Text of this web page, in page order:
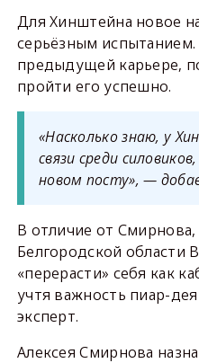
Для Хинштейна новое
серьёзным испытанием.
предыдущей карьере,
пройти его успешно.
«Насколько знаю, у
связи среди
новом посту», —
В отличие от
Белгородской области
«перерасти» себя как
учтя важность пиар-
эксперт.
Алексея Смирнова